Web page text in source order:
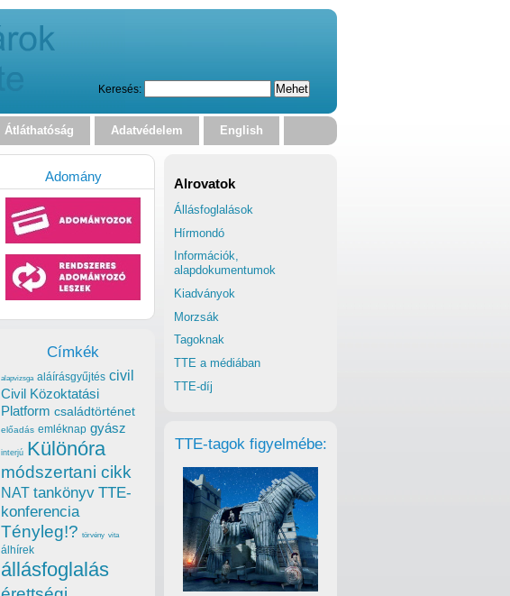
Keresés:
Átláthatóság Adatvédelem English
Alrovatok
Állásfoglalások
Hírmondó
Információk,
alapdokumentumok
Kiadványok
Morzsák
Tagoknak
TTE a médiában
TTE-díj
TTE-tagok figyelmébe:
Adomány
Címkék
alapvizsga aláírásgyűjtés civil
Civil Közoktatási
Platform családtörténet
előadás emléknap gyász
interjú Különóra
módszertani cikk
NAT tankönyv TTE-
konferencia
Tényleg!? törvény vita
álhírek
állásfoglalás